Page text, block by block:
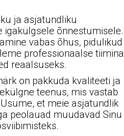
ja asjatundliku
igakülgsele õnnestumisele.
vabas õhus, pidulikud
professionaalse tiimina
reaalsuseks.
on pakkuda kvaliteeti ja
teenus, mis vastab
et meie asjatundlik
peolauad muudavad Sinu